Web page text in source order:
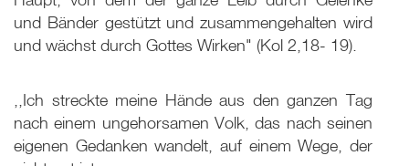
und Bänder gestützt und zusammengehalten wird
und wächst durch Gottes Wirken" (Kol 2,18- 19).
,,Ich streckte meine Hände aus den ganzen Tag
nach einem ungehorsamen Volk, das nach seinen
eigenen Gedanken wandelt, auf einem Wege, der